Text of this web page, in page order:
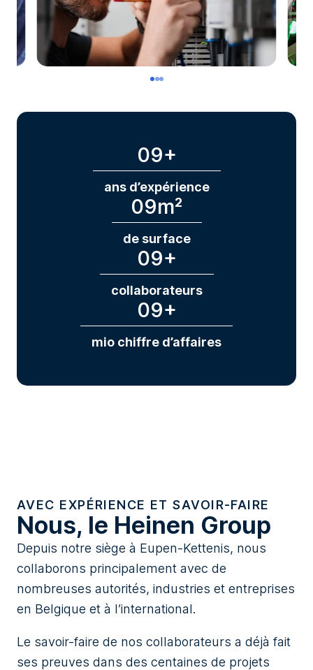
09+
ans d’expérience
09m²
de surface
09+
collaborateurs
09+
mio chiffre d’affaires
AVEC EXPÉRIENCE ET SAVOIR-FAIRE
Nous, le Heinen Group
Depuis notre siège à Eupen-Kettenis, nous
collaborons principalement avec de
nombreuses autorités, industries et entreprises
en Belgique et à l’international.
Le savoir-faire de nos collaborateurs a déjà fait
ses preuves dans des centaines de projets